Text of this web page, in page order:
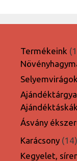
Termékeink
Selyemvirágok
Ajándéktáskák
Ásvány
Karácsony 14
Kegyelet,